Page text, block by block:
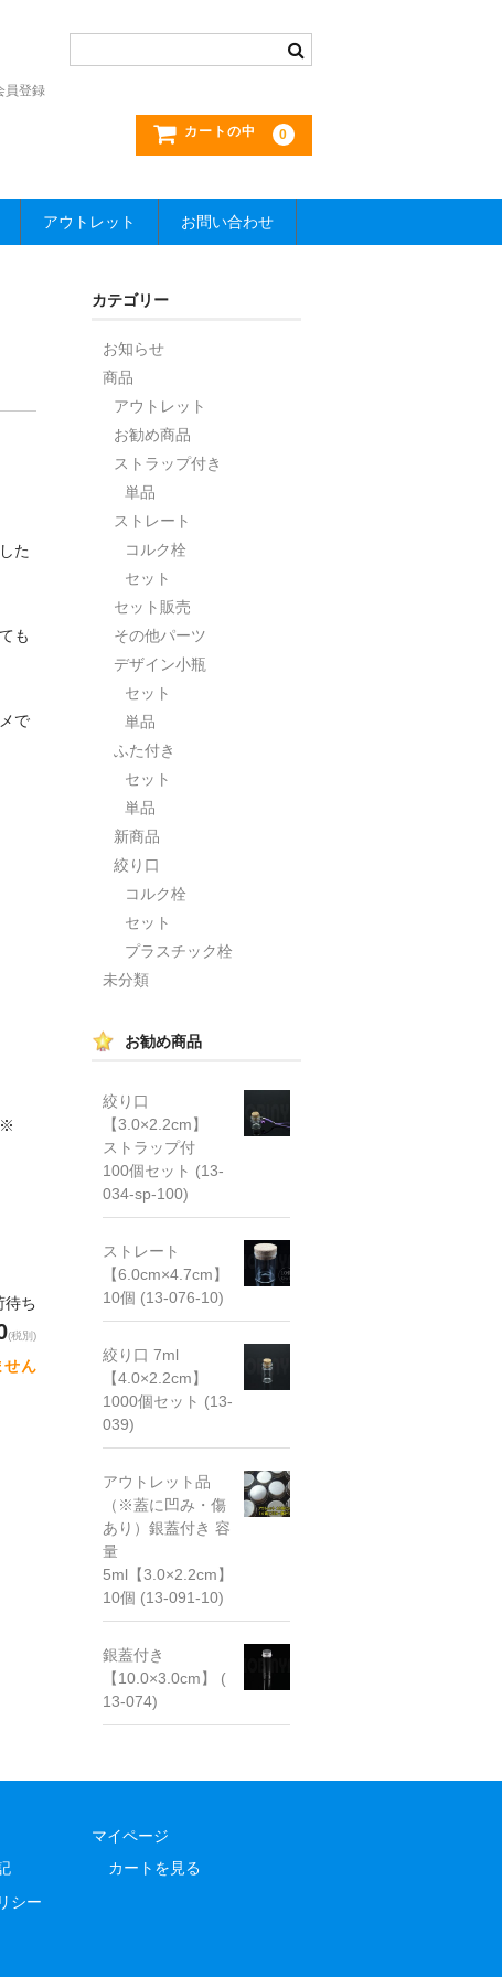
員登録
カートの中 0
アウトレット お問い合わせ
た
も
で
待ち
(税別)
せん
カテゴリー
お知らせ
商品
アウトレット
お勧め商品
ストラップ付き
単品
ストレート
コルク栓
セット
セット販売
その他パーツ
デザイン小瓶
セット
単品
ふた付き
セット
単品
新商品
絞り口
コルク栓
セット
プラスチック栓
未分類
お勧め商品
絞り口
【3.0×2.2cm】
ストラップ付
100個セット (13-
034-sp-100)
ストレート
【6.0cm×4.7cm】
10個 (13-076-10)
絞り口 7ml
【4.0×2.2cm】
1000個セット (13-
039)
アウトレット品
（※蓋に凹み・傷
あり）銀蓋付き 容
量
5ml【3.0×2.2cm】
10個 (13-091-10)
銀蓋付き
【10.0×3.0cm】 (
13-074)
シー
マイページ
カートを見る